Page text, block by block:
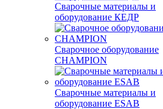
Сварочные материалы и
оборудование КЕДР
Сварочное оборудование
CHAMPION
Сварочные материалы и
оборудование ESAB